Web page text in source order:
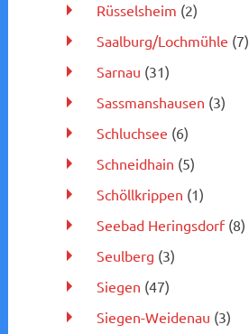
Rüsselsheim (2)
Saalburg/Lochmühle (7)
Sarnau (31)
Sassmanshausen (3)
Schluchsee (6)
Schneidhain (5)
Schöllkrippen (1)
Seebad Heringsdorf(8)
Seulberg (3)
Siegen (47)
Siegen-Weidenau (3)